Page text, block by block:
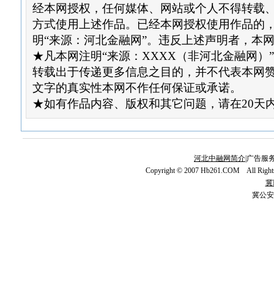
经本网授权，任何媒体、网站或个人不得转载
方式使用上述作品。已经本网授权使用作品的
明“来源：河北金融网”。违反上述声明者，本
★凡本网注明“来源：XXXX（非河北金融网）
转载出于传递更多信息之目的，并不代表本网
文字的真实性本网不作任何保证或承诺。
★如有作品内容、版权和其它问题，请在20天
河北中融网简介 |广告服
Copyright © 2007 Hb261.COM All
冀
冀公